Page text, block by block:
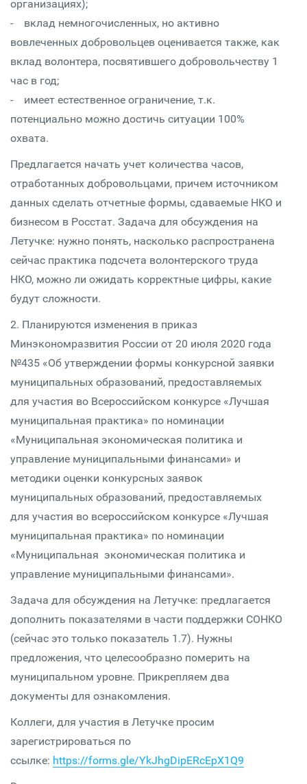
организациях);
- вклад немногочисленных, но активно
вовлеченных добровольцев оценивается также, как
вклад волонтера, посвятившего добровольчеству 1
час в год;
- имеет естественное ограничение, т.к.
потенциально можно достичь ситуации 100%
охвата.
Предлагается начать учет количества часов,
отработанных добровольцами, причем источником
данных сделать отчетные формы, сдаваемые НКО и
бизнесом в Росстат. Задача для обсуждения на
Летучке: нужно понять, насколько распространена
сейчас практика подсчета волонтерского труда
НКО, можно ли ожидать корректные цифры, какие
будут сложности.
2. Планируются изменения в приказ
Минэкономразвития России от 20 июля 2020 года
№435 «Об утверждении формы конкурсной заявки
муниципальных образований, предоставляемых
для участия во Всероссийском конкурсе «Лучшая
муниципальная практика» по номинации
«Муниципальная экономическая политика и
управление муниципальными финансами» и
методики оценки конкурсных заявок
муниципальных образований, предоставляемых
для участия во всероссийском конкурсе «Лучшая
муниципальная практика» по номинации
«Муниципальная экономическая политика и
управление муниципальными финансами».
Задача для обсуждения на Летучке: предлагается
дополнить показателями в части поддержки СОНКО
(сейчас это только показатель 1.7). Нужны
предложения, что целесообразно померить на
муниципальном уровне. Прикрепляем два
документы для ознакомления.
Коллеги, для участия в Летучке просим
зарегистрироваться по
ссылке: https://forms.gle/YkJhgDipERcEpX1Q9